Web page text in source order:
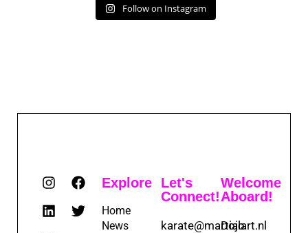
Follow on Instagram
Explore
Home
News
Let's
Connect!
karate@martialart.nl
Welcome
Aboard!
Dojo